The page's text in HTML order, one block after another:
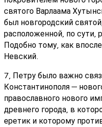
святого Варлаама
был новгородский
расположенной, по сути,
Подобно тому, как
Невский.
7, Петру было важно
Константинополя —
православного нового
древнего города, в
еретик и которому